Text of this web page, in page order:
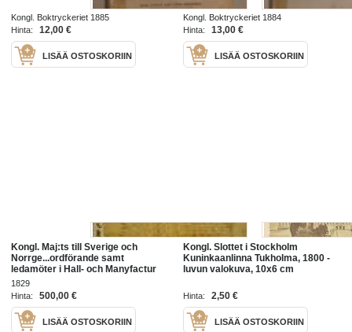
Kongl. Boktryckeriet 1885
Hinta:
12,00 €
LISÄÄ OSTOSKORIIN
Kongl. Boktryckeriet 1884
Hinta:
13,00 €
LISÄÄ OSTOSKORIIN
Kongl. Maj:ts till Sverige och
Norrge...ordförande samt
ledamöter i Hall- och Manyfactur
Rätten i Recidence Staden
Stockholm 10.12.1829
1829
Hinta:
500,00 €
LISÄÄ OSTOSKORIIN
Kongl. Slottet i Stockholm
Kuninkaanlinna Tukholma, 1800 -
luvun valokuva, 10x6 cm
Hinta: 2,50 €
LISÄÄ OSTOSKORIIN